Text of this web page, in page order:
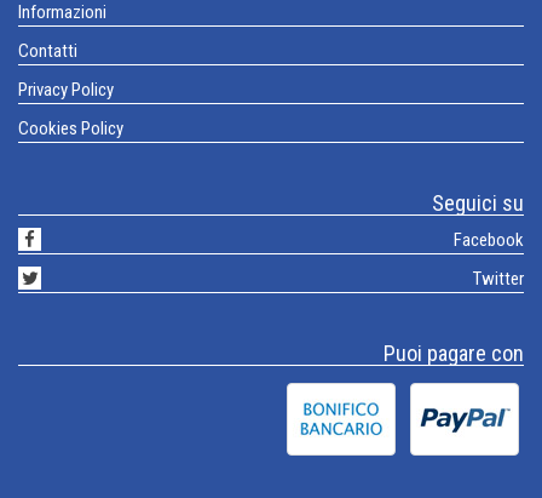
Informazioni
Contatti
Privacy Policy
Cookies Policy
Seguici su
Facebook
Twitter
Puoi pagare con